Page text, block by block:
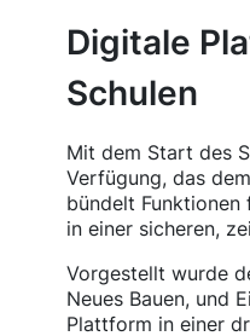
Digitale
Schulen
Mit dem Start des
Verfügung, das
bündelt
in einer sicheren,
Vorgestellt wurde
Neues Bauen, und
Plattform in einer